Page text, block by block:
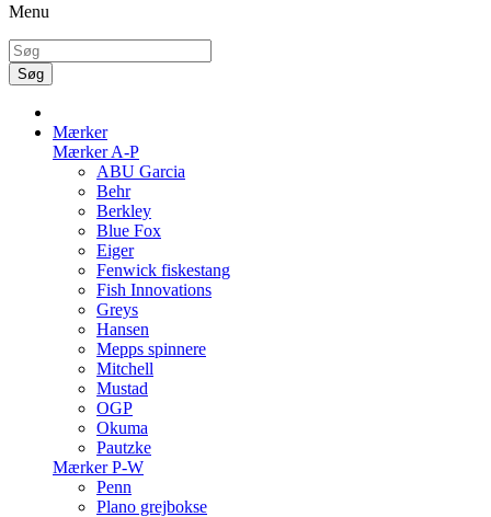
Menu
Søg
Mærker
Mærker A-P
ABU Garcia
Behr
Berkley
Blue Fox
Eiger
Fenwick fiskestang
Fish Innovations
Greys
Hansen
Mepps spinnere
Mitchell
Mustad
OGP
Okuma
Pautzke
Mærker P-W
Penn
Plano grejbokse